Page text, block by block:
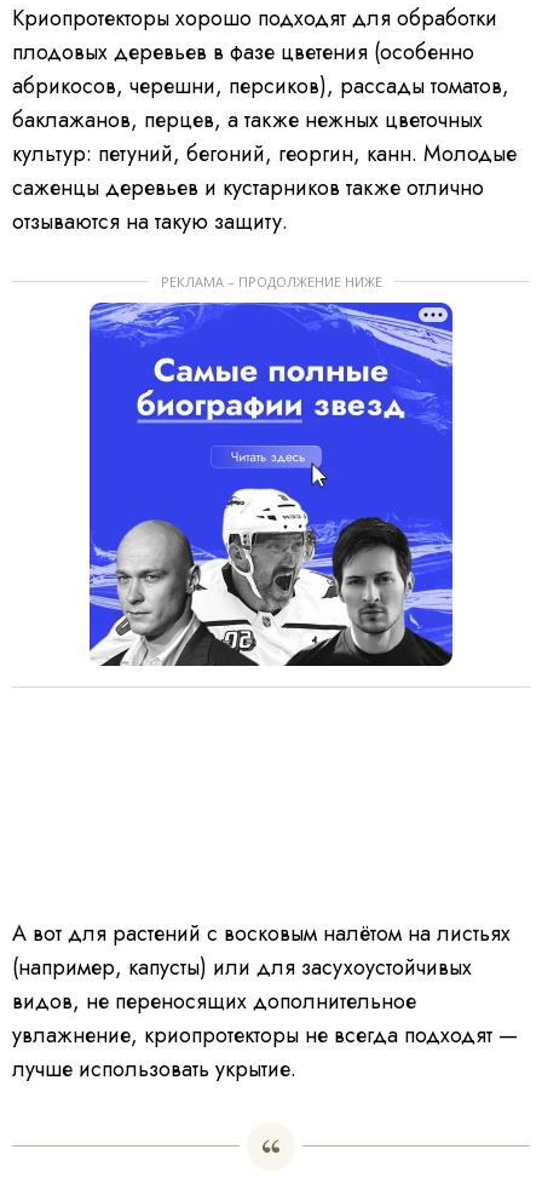
Криопротекторы хорошо подходят для обработки
плодовых деревьев в фазе цветения (особенно
абрикосов, черешни, персиков), рассады томатов,
баклажанов, перцев, а также нежных цветочных
культур: петуний, бегоний, георгин, канн. Молодые
саженцы деревьев и кустарников также отлично
отзываются на такую защиту.
РЕКЛАМА – ПРОДОЛЖЕНИЕ НИЖЕ
А вот для растений с восковым налётом на листьях
(например, капусты) или для засухоустойчивых
видов, не переносящих дополнительное
увлажнение, криопротекторы не всегда подходят —
лучше использовать укрытие.